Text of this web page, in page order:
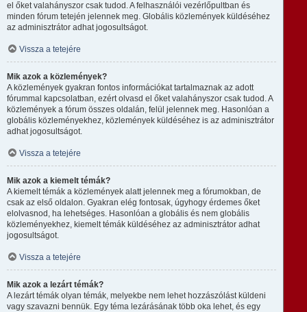
el őket valahányszor csak tudod. A felhasználói vezérlőpultban és
minden fórum tetején jelennek meg. Globális közlemények küldéséhez
az adminisztrátor adhat jogosultságot.
Vissza a tetejére
Mik azok a közlemények?
A közlemények gyakran fontos információkat tartalmaznak az adott
fórummal kapcsolatban, ezért olvasd el őket valahányszor csak tudod. A
közlemények a fórum összes oldalán, felül jelennek meg. Hasonlóan a
globális közleményekhez, közlemények küldéséhez is az adminisztrátor
adhat jogosultságot.
Vissza a tetejére
Mik azok a kiemelt témák?
A kiemelt témák a közlemények alatt jelennek meg a fórumokban, de
csak az első oldalon. Gyakran elég fontosak, úgyhogy érdemes őket
elolvasnod, ha lehetséges. Hasonlóan a globális és nem globális
közleményekhez, kiemelt témák küldéséhez az adminisztrátor adhat
jogosultságot.
Vissza a tetejére
Mik azok a lezárt témák?
A lezárt témák olyan témák, melyekbe nem lehet hozzászólást küldeni
vagy szavazni bennük. Egy téma lezárásának több oka lehet, és egy